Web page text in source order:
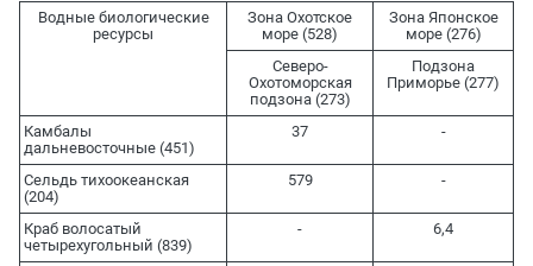
Водные биологические
ресурсы
Зона Охотское
море (528)
Зона Японское
море (276)
Северо-
Охотоморская
подзона (273)
Подзона
Приморье (277)
Камбалы
дальневосточные (451)
37 -
Сельдь тихоокеанская
(204)
579 -
Краб волосатый
четырехугольный (839)
- 6,4